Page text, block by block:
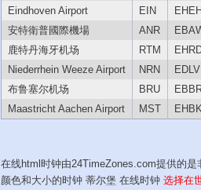
Eindhoven Airport EIN EHEH
安特衛普國際機場
ANR
鹿特丹海牙机场
RTM
Niederrhein Weeze Airport
NRN EDLV
布鲁塞尔机场
BRU
Maastricht Aachen Airport
MST
在线html时钟由24TimeZones.com提供的
颜色和大小的时钟 蒂尔堡 在线时钟选择在